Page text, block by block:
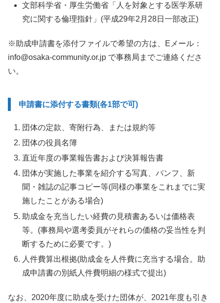
文部科学省・厚生労働省「人を対象とする医学系研
究に関する倫理指針」(平成29年2月28日一部改正)
※助成申請書を添付ファイルで希望の方は、Eメール：
info@osaka-community.or.jp で事務局までご連絡くださ
い。
申請書に添付する書類(各1部で可)
団体の定款、寄附行為、または規約等
団体の役員名簿
直近年度の事業報告書および決算報告書
団体が実施した事業を紹介する写真、パンフ、新
聞・雑誌の記事コピー等(同様の事業をこれまでに実
施したことがある場合)
助成金を充当したい経費の見積書あるいは価格表
等。(事務局や選考委員がそれらの価格の妥当性を判
断するために必要です。)
人件費算出根拠(助成金を人件費に充当する場合。助
成申請書の別紙人件費明細の様式で提出)
なお、2020年度に助成を受けた団体が、2021年度も引き